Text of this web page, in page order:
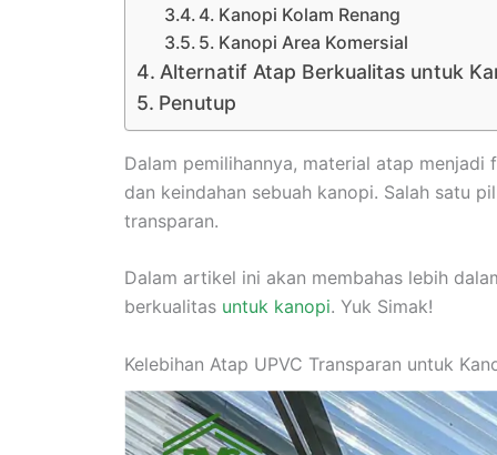
4. Kanopi Kolam Renang
5. Kanopi Area Komersial
Alternatif Atap Berkualitas untuk
Penutup
Dalam pemilihannya, material atap
dan keindahan sebuah kanopi. Salah satu
transparan.
Dalam artikel ini akan membahas lebih
berkualitas untuk kanopi. Yuk Simak!
Kelebihan Atap UPVC Transparan untuk